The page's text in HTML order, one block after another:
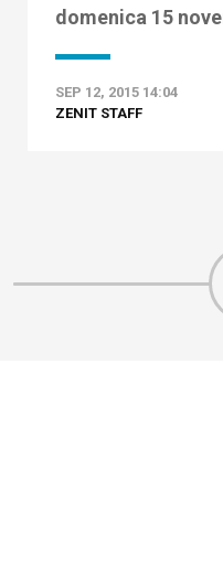
domenica 15
SEP 12, 2015 14:04
ZENIT STAFF